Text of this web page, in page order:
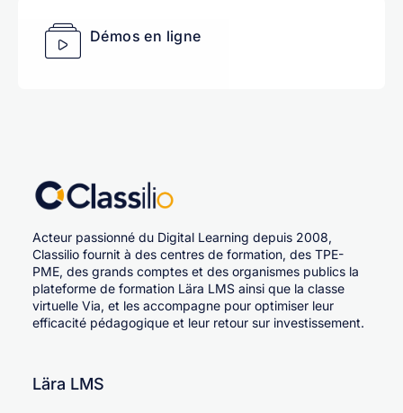
Démos en ligne
Acteur passionné du Digital Learning depuis 2008,
Classilio fournit à des centres de formation, des TPE-
PME, des grands comptes et des organismes publics la
plateforme de formation Lära LMS ainsi que la classe
virtuelle Via, et les accompagne pour optimiser leur
efficacité pédagogique et leur retour sur investissement.
Lära LMS